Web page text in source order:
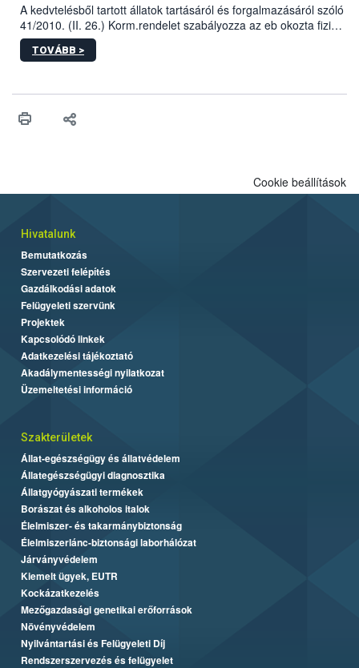
A kedvtelésből tartott állatok tartásáról és forgalmazásáról szóló
41/2010. (II. 26.) Korm.rendelet szabályozza az eb okozta fizikai
sérülés, illetve ennek veszélye keletkezésekor felmerülő
hatósági feladatokat, valamint a veszélyes eb tartását és annak
TOVÁBB >
Cookie beállítások
Hivatalunk
Bemutatkozás
Szervezeti felépítés
Gazdálkodási adatok
Felügyeleti szervünk
Projektek
Kapcsolódó linkek
Adatkezelési tájékoztató
Akadálymentességi nyilatkozat
Üzemeltetési információ
Szakterületek
Állat-egészségügy és állatvédelem
Állategészségügyi diagnosztika
Állatgyógyászati termékek
Borászat és alkoholos italok
Élelmiszer- és takarmánybiztonság
Élelmiszerlánc-biztonsági laborhálózat
Járványvédelem
Kiemelt ügyek, EUTR
Kockázatkezelés
Mezőgazdasági genetikai erőforrások
Növényvédelem
Nyilvántartási és Felügyeleti Díj
Rendszerszervezés és felügyelet